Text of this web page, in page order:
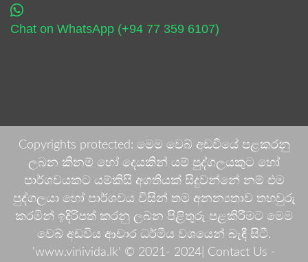
Chat on WhatsApp (+94 77 359 6107)
Copyrights protected: මෙම වෙබ් අඩවියේ පළකරනු
ලබන කිනම් හෝ දෙයකින් යම් පුද්ගලයකුට හෝ
පාර්ශවයකට යම්කිසි අගතියක් සිදුවන්නේ නම් එම
පුද්ගලයා හෝ පාර්ශවය විසින් තම අනන්‍යතාව තහවුරු
කරමින් ඉදිරිපත් කරනු ලබන පිළිතුරු පළකිරීමට මෙම
වෙබ් අඩවිය ආචාර ධර්මීය වශයෙන් බැඳී සිටී.
'www.vinivida.lk' © 2021- 2024| Contact Us -